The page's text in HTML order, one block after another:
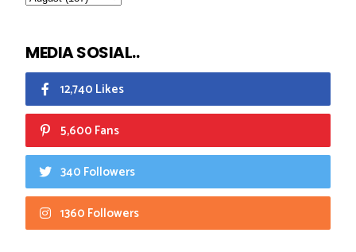
MEDIA SOSIAL..
12,740 Likes
5,600 Fans
340 Followers
1360 Followers